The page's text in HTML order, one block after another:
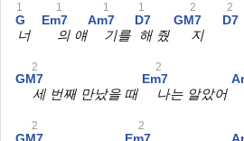
G
1
너
Em7
1
의 얘
Am7
1
기를
D7
1
해 줬
GM7
2
지
D7
2
GM7
2
세 번째 만났을 때
Em7
2
나는 알았어
2 2